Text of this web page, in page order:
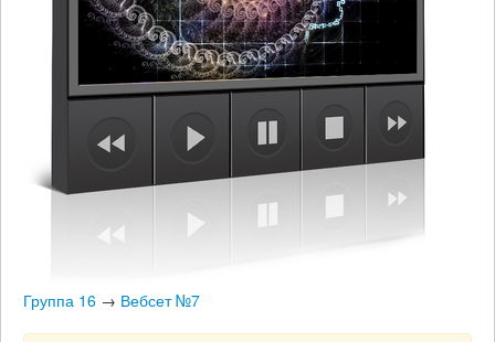
Группа 16 → Вебсет №7